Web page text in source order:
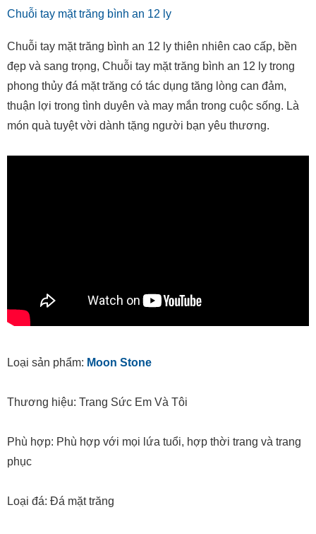
Chuỗi tay mặt trăng bình an 12 ly
Chuỗi tay mặt trăng bình an 12 ly thiên nhiên cao cấp, bền
đẹp và sang trọng, Chuỗi tay mặt trăng bình an 12 ly trong
phong thủy đá mặt trăng có tác dụng tăng lòng can đảm,
thuận lợi trong tình duyên và may mắn trong cuộc sống. Là
món quà tuyệt vời dành tặng người bạn yêu thương.
Loại sản phẩm: Moon Stone
Thương hiệu: Trang Sức Em Và Tôi
Phù hợp: Phù hợp với mọi lứa tuổi, hợp thời trang và trang
phục
Loại đá: Đá mặt trăng